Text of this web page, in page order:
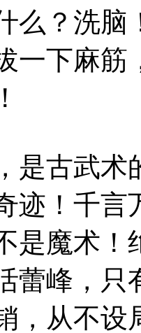
么？洗脑
一下麻筋
古武术
迹！千言
是魔术
蕾峰，只
，从不设